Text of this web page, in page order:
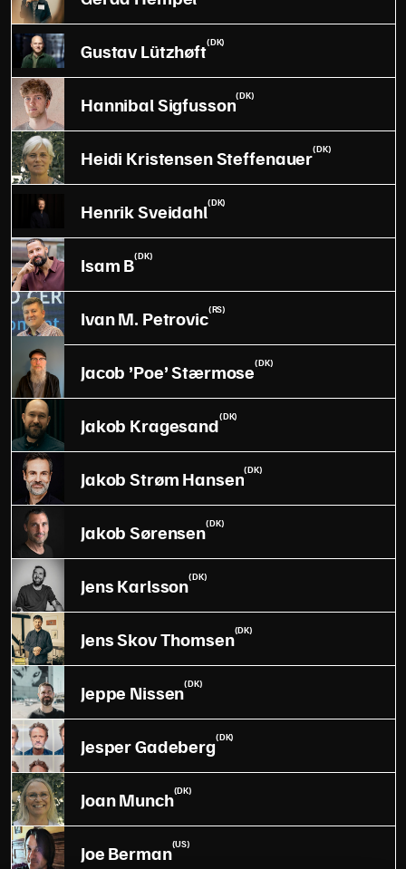
Gustav Lützhøft(DK)
Hannibal Sigfusson(DK)
Heidi Kristensen Steffenauer(DK)
Henrik Sveidahl(DK)
Isam B(DK)
Ivan M. Petrovic(RS)
Jacob ’Poe’ Stærmose(DK)
Jakob Kragesand(DK)
Jakob Strøm Hansen(DK)
Jakob Sørensen(DK)
Jens Karlsson(DK)
Jens Skov Thomsen(DK)
Jeppe Nissen(DK)
Jesper Gadeberg(DK)
Joan Munch(DK)
Joe Berman(US)